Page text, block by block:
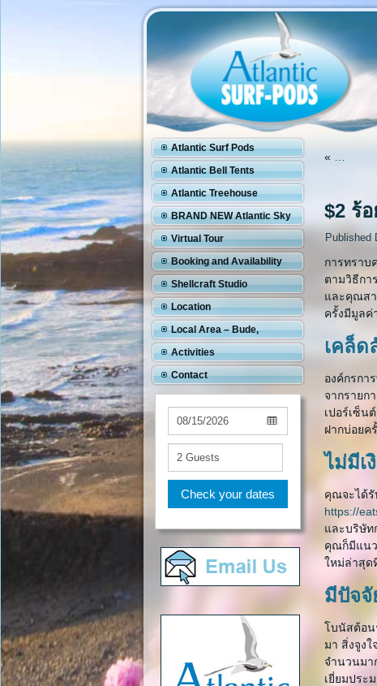
Atlantic Surf Pods
Atlantic Bell Tents
Atlantic Treehouse
BRAND NEW Atlantic Sky
Pod
Virtual Tour
Booking and Availability
Shellcraft Studio
Location
Local Area – Bude,
Cornwall
Activities
Contact
Check your dates
«
$2 ร้
Published
การทราบ
ตามวิธีกา
และคุณสา
ครั้งมีมูลค่
เคล็
องค์กรกา
จากรายก
เปอร์เซ็น
ฝากบ่อยค
ไม่มีเ
คุณจะได้รั
https://
และบริษัท
คุณก็มีแนว
ใหม่ล่าสุด
มีปัจจั
โบนัสต้อน
มา สิ่งจูง
จำนวนมา
เยี่ยมประ